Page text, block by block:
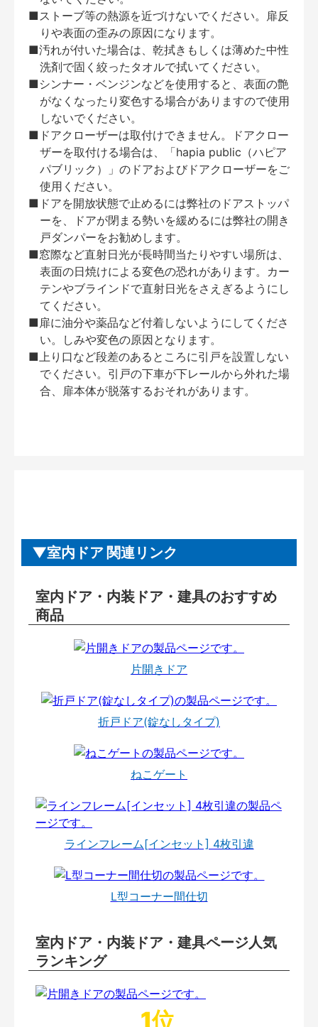
■ストーブ等の熱源を近づけないでください。扉反
りや表面の歪みの原因になります。
■汚れが付いた場合は、乾拭きもしくは薄めた中性
洗剤で固く絞ったタオルで拭いてください。
■シンナー・ベンジンなどを使用すると、表面の艶
がなくなったり変色する場合がありますので使用
しないでください。
■ドアクローザーは取付けできません。ドアクロー
ザーを取付ける場合は、「hapia public（ハピア
パブリック）」のドアおよびドアクローザーをご
使用ください。
■ドアを開放状態で止めるには弊社のドアストッパ
ーを、ドアが閉まる勢いを緩めるには弊社の開き
戸ダンパーをお勧めします。
■窓際など直射日光が長時間当たりやすい場所は、
表面の日焼けによる変色の恐れがあります。カー
テンやブラインドで直射日光をさえぎるようにし
てください。
■扉に油分や薬品など付着しないようにしてくださ
い。しみや変色の原因となります。
■上り口など段差のあるところに引戸を設置しない
でください。引戸の下車が下レールから外れた場
合、扉本体が脱落するおそれがあります。
室内ドア 関連リンク
室内ドア・内装ドア・建具のおすすめ
商品
片開きドア
折戸ドア(錠なしタイプ)
ねこゲート
ラインフレーム[インセット] 4枚引違
L型コーナー間仕切
室内ドア・内装ドア・建具ページ人気
ランキング